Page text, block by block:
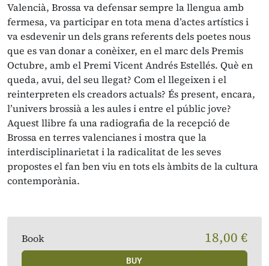
Valencià, Brossa va defensar sempre la llengua amb
fermesa, va participar en tota mena d’actes artístics i
va esdevenir un dels grans referents dels poetes nous
que es van donar a conèixer, en el marc dels Premis
Octubre, amb el Premi Vicent Andrés Estellés. Què en
queda, avui, del seu llegat? Com el llegeixen i el
reinterpreten els creadors actuals? És present, encara,
l’univers brossià a les aules i entre el públic jove?
Aquest llibre fa una radiografia de la recepció de
Brossa en terres valencianes i mostra que la
interdisciplinarietat i la radicalitat de les seves
propostes el fan ben viu en tots els àmbits de la cultura
contemporània.
Book 18,00 €
BUY